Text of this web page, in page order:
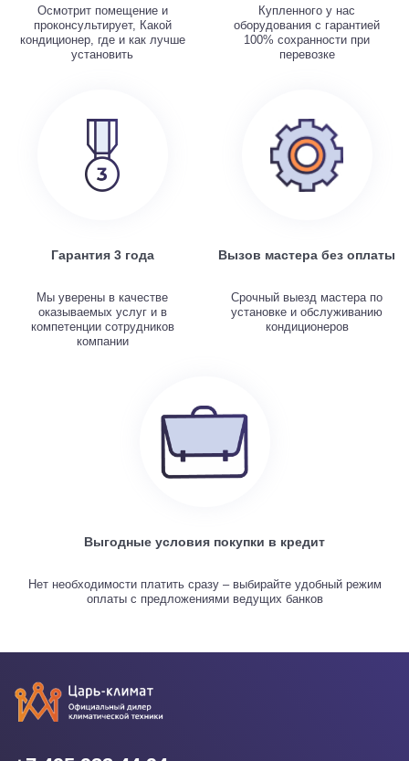
Осмотрит помещение и
проконсультирует, Какой
кондиционер, где и как лучше
установить
Купленного у нас
оборудования с гарантией
100% сохранности при
перевозке
Гарантия 3 года
Мы уверены в качестве
оказываемых услуг и в
компетенции сотрудников
компании
Вызов мастера без оплаты
Срочный выезд мастера по
установке и обслуживанию
кондиционеров
Выгодные условия покупки в кредит
Нет необходимости платить сразу – выбирайте удобный режим
оплаты с предложениями ведущих банков